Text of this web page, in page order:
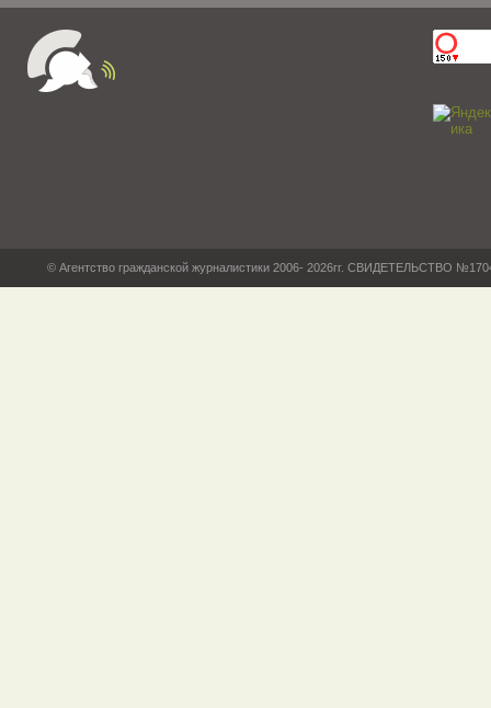
© Агентство гражданской журналистики 2006- 2026гг. СВИДЕТЕЛЬСТВО